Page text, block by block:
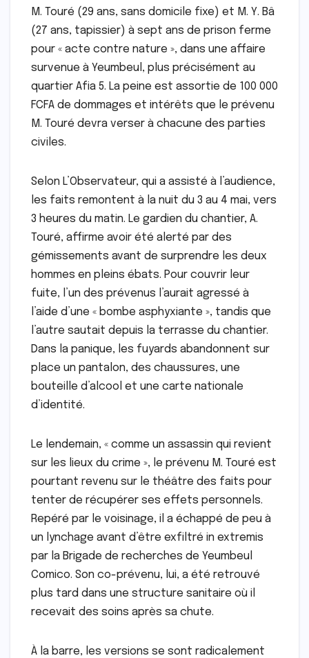
M. Touré (29 ans, sans domicile fixe) et M. Y. Bâ
(27 ans, tapissier) à sept ans de prison ferme
pour « acte contre nature », dans une affaire
survenue à Yeumbeul, plus précisément au
quartier Afia 5. La peine est assortie de 100 000
FCFA de dommages et intérêts que le prévenu
M. Touré devra verser à chacune des parties
civiles.
Selon L’Observateur, qui a assisté à l’audience,
les faits remontent à la nuit du 3 au 4 mai, vers
3 heures du matin. Le gardien du chantier, A.
Touré, affirme avoir été alerté par des
gémissements avant de surprendre les deux
hommes en pleins ébats. Pour couvrir leur
fuite, l’un des prévenus l’aurait agressé à
l’aide d’une « bombe asphyxiante », tandis que
l’autre sautait depuis la terrasse du chantier.
Dans la panique, les fuyards abandonnent sur
place un pantalon, des chaussures, une
bouteille d’alcool et une carte nationale
d’identité.
Le lendemain, « comme un assassin qui revient
sur les lieux du crime », le prévenu M. Touré est
pourtant revenu sur le théâtre des faits pour
tenter de récupérer ses effets personnels.
Repéré par le voisinage, il a échappé de peu à
un lynchage avant d’être exfiltré in extremis
par la Brigade de recherches de Yeumbeul
Comico. Son co-prévenu, lui, a été retrouvé
plus tard dans une structure sanitaire où il
recevait des soins après sa chute.
À la barre, les versions se sont radicalement